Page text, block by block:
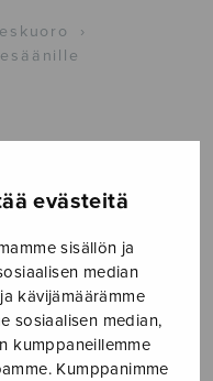
evästeitä
sisällön ja
median
kävijämäärämme
sosiaalisen median,
kumppaneillemme
Kumppanimme
›